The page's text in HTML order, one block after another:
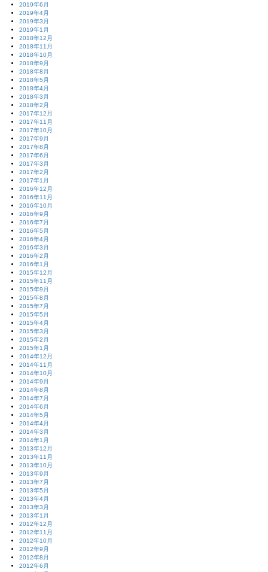
2019年6月
2019年4月
2019年3月
2019年1月
2018年12月
2018年11月
2018年10月
2018年9月
2018年8月
2018年5月
2018年4月
2018年3月
2018年2月
2017年12月
2017年11月
2017年10月
2017年9月
2017年8月
2017年6月
2017年3月
2017年2月
2017年1月
2016年12月
2016年11月
2016年10月
2016年9月
2016年7月
2016年5月
2016年4月
2016年3月
2016年2月
2016年1月
2015年12月
2015年11月
2015年9月
2015年8月
2015年7月
2015年5月
2015年4月
2015年3月
2015年2月
2015年1月
2014年12月
2014年11月
2014年10月
2014年9月
2014年8月
2014年7月
2014年6月
2014年5月
2014年4月
2014年3月
2014年1月
2013年12月
2013年11月
2013年10月
2013年9月
2013年7月
2013年5月
2013年4月
2013年3月
2013年1月
2012年12月
2012年11月
2012年10月
2012年9月
2012年8月
2012年6月